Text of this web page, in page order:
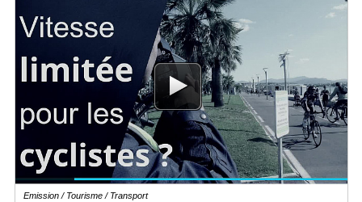
Emission / Tourisme / Transport